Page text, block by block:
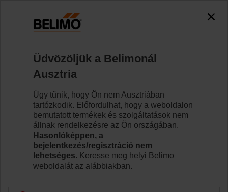
GRC24G-5
Tudjon meg többet
Vissza a termékkategóriához
Üdvözöljük a Belimonál
Ausztria
Úgy tűnik, hogy Ön nem Ausztriában
tartózkodik. Előfordulhat, hogy a weboldalon
bemutatott termékek és szolgáltatások nem
állnak rendelkezésre az Ön országában.
Hasonlóképpen, a
bejelentkezés/regisztráció nem
lehetséges. Keresse meg helyi Belimo
weboldalát az alábbiakban.